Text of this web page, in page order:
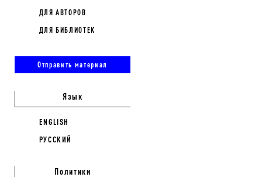
ДЛЯ АВТОРОВ
ДЛЯ БИБЛИОТЕК
Отправить материал
Язык
ENGLISH
РУССКИЙ
Политики